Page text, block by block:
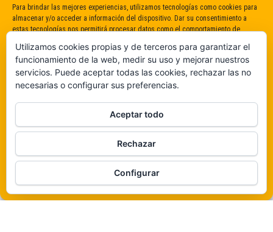
Para brindar las mejores experiencias, utilizamos tecnologías como cookies para
almacenar y/o acceder a información del dispositivo. Dar su consentimiento a
estas tecnologías nos permitirá procesar datos como el comportamiento de
consentimiento puede afectar negativamente a determinadas características y
funciones.
De ninguna manera
Veámos que hay aquí
Política de cookies
WordPress |Tema:
Utilizamos cookies propias y de terceros para garantizar el
funcionamiento de la web, medir su uso y mejorar nuestros
servicios. Puede aceptar todas las cookies, rechazar las no
necesarias o configurar sus preferencias.
Aceptar todo
Rechazar
Configurar